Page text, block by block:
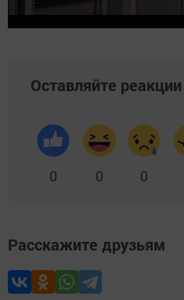
Оставляйте реакции
0 0 0
Расскажите друзьям